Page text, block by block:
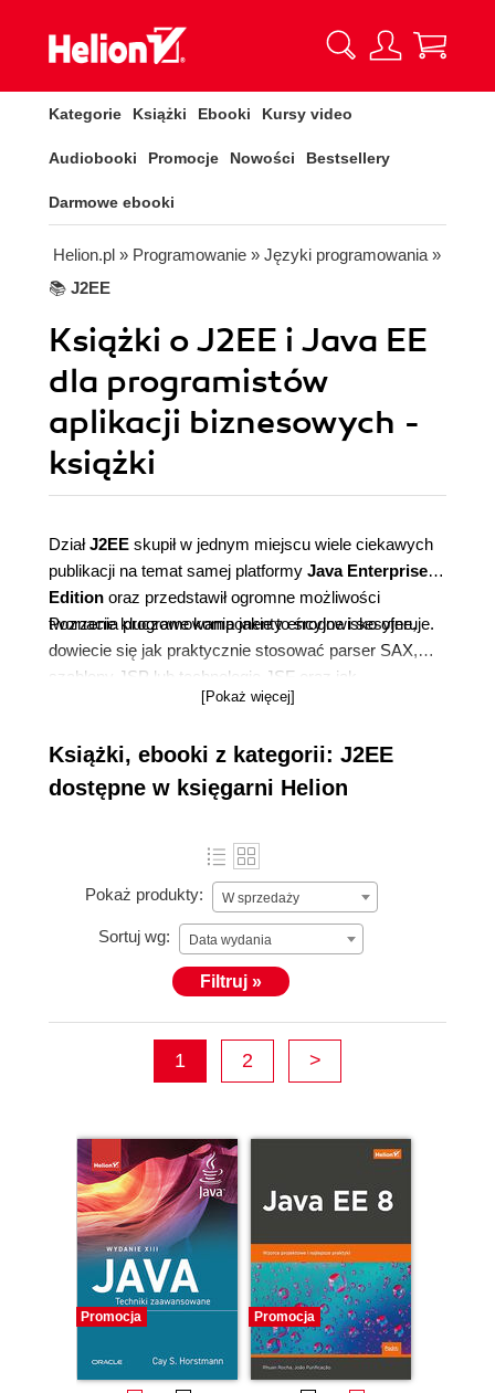
Kategorie Książki Ebooki Kursy video
Audiobooki Promocje Nowości Bestsellery
Darmowe ebooki
Helion.pl » Programowanie » Języki programowania »
📚 J2EE
Książki o J2EE i Java EE
dla programistów
aplikacji biznesowych -
książki
DziałJ2EE skupił w jednym miejscu wiele ciekawych
publikacji na temat samej platformy Java Enterprise
Edition oraz przedstawił ogromne możliwości
tworzenia programowania jakie to środowisko oferuje.
Poznacie kluczowe komponenty encyjne i sesyjne,
dowiecie się jak praktycznie stosować parser SAX,
szablony JSP lub technologię JSF oraz jak
automatycznie wygenerować szkielet kodu
metodyki projektowe Rational Unified Process (RUP) i
Extreme Programming (XP). Stosując się do
lub odpowiednio konfigurować aplikacje korporacyjne,
wykorzystując język UML czy narzędzia XDoclet i
[Pokaż więcej]
Książki, ebooki z kategorii: J2EE
dostępne w księgarni Helion
Pokaż produkty: W sprzedaży
Sortuj wg: Data wydania
Filtruj »
1 2 >
Promocja Promocja